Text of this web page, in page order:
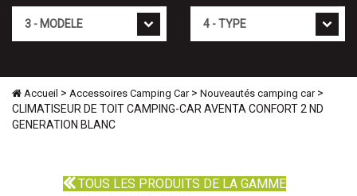
Accueil > Accessoires Camping Car> Nouveautés camping car>
CLIMATISEUR DE TOIT CAMPING-CAR AVENTA CONFORT 2 ND
GENERATION BLANC
TOUS LES PRODUITS DE LA GAMME